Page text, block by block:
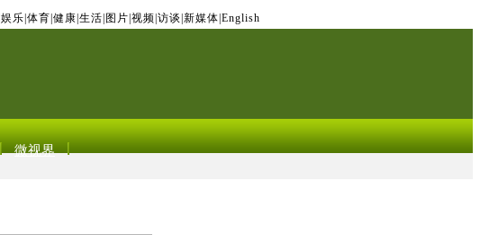
娱乐 体育 健康 生活 图片 视频 访谈 新媒体 English
微视界